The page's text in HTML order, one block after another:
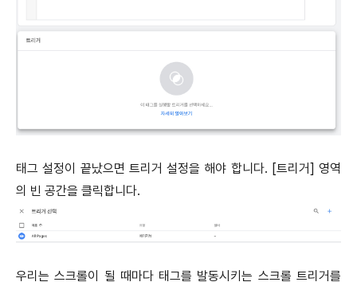
태그 설정이 끝났으면 트리거 설정을 해야 합니다. [트리거] 영역
의 빈 공간을 클릭합니다.
우리는 스크롤이 될 때마다 태그를 발동시키는 스크롤 트리거를